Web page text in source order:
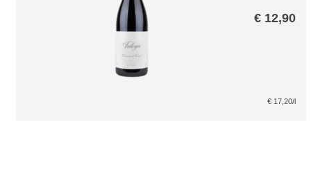
€ 12,90
€ 17,20/l